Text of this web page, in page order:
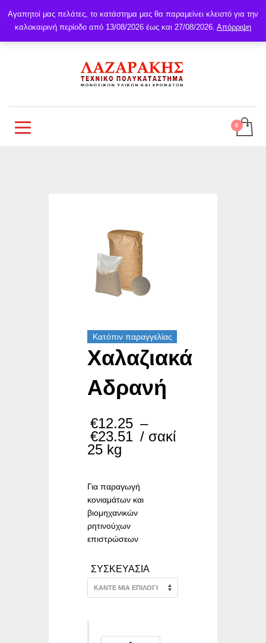
Κατόπιν παραγγελίας
Χαλαζιακά
Αδρανή
€12.25 –
€23.51 Price
€23.51
/ σακί
25 kg
Για παραγωγή
κονιαμάτων και
βιομηχανικών
ρητινούχων
επιστρώσεων
ΣΥΣΚΕΥΑΣΙΑ
Αγαπητοί μας πελάτες, το κατάστημα μας θα παραμείνει κλειστό για την
καλοκαιρινή περίοδο από 13/08/2026 έως και 27/08/2026. Απόρριψη